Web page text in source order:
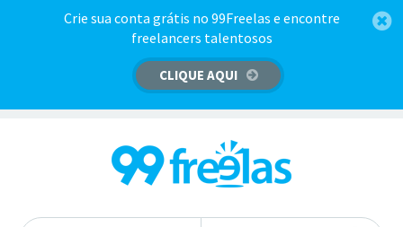
Crie sua conta grátis no 99Freelas e encontre
freelancers talentosos
CLIQUE AQUI